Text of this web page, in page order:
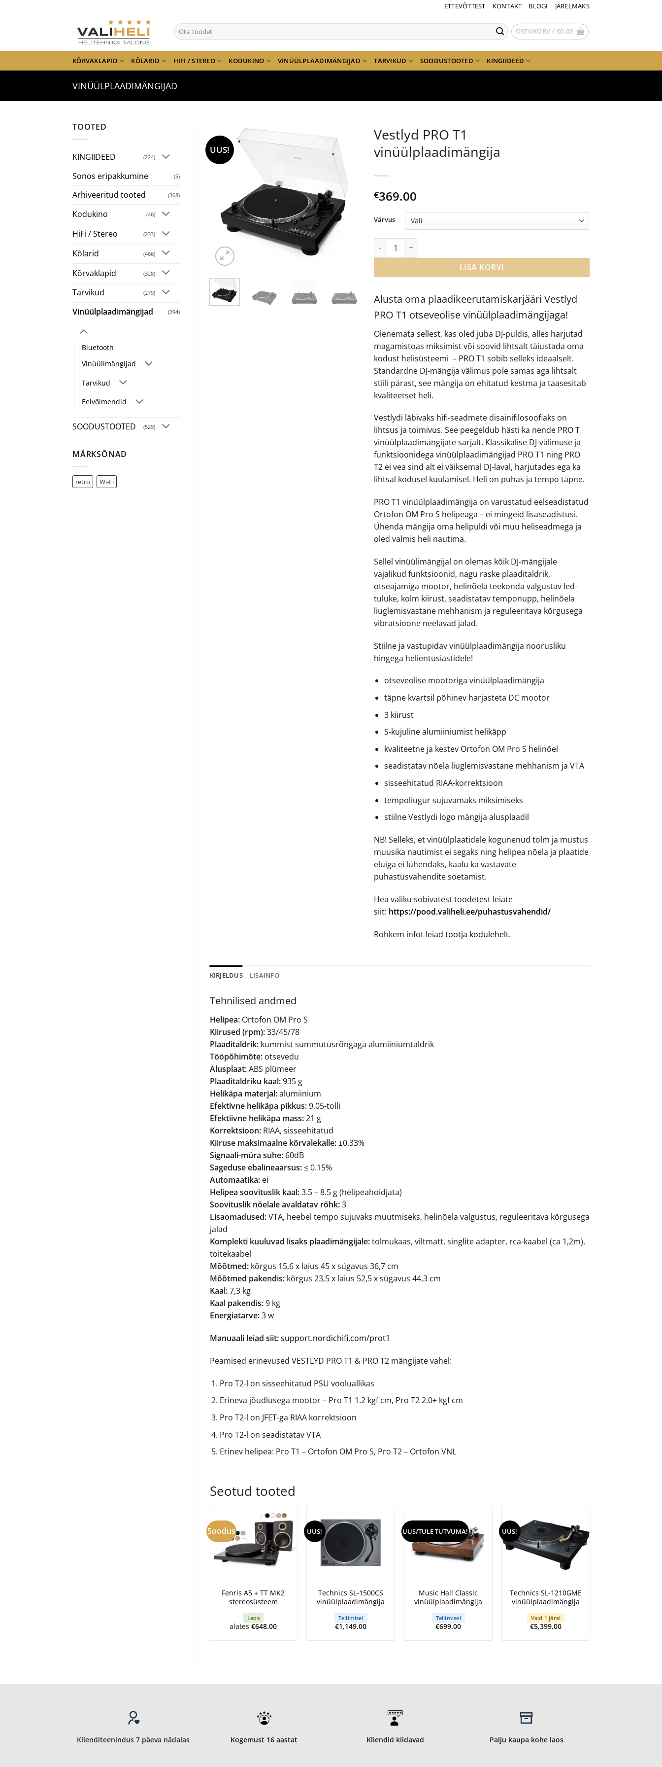
ETTEVÕTTEST KONTAKT BLOGI JÄRELMAKS
Otsi: OSTUKORV / €0.00
KÕRVAKLAPID KÕLARID HIFI / STEREO KODUKINO VINÜÜLPLAADIMÄNGIJAD TARVIKUD SOODUSTOOTED KINGIIDEED
VINÜÜLPLAADIMÄNGIJAD
TOOTED
KINGIIDEED (224)
Sonos eripakkumine (5)
Arhiveeritud tooted (368)
Kodukino (46)
HiFi / Stereo (233)
Kõlarid (466)
Kõrvaklapid (328)
Tarvikud (279)
Vinüülplaadimängijad (294)
Bluetooth
Vinüülimängijad
Tarvikud
Eelvõimendid
SOODUSTOOTED (529)
MÄRKSÕNAD
retro Wi-Fi
UUS!
Vestlyd PRO T1
vinüülplaadimängija
€369.00
Alusta oma plaadikeerutamiskarjääri Vestlyd
PRO T1 otseveolise vinüülplaadimängijaga!
Olenemata sellest, kas oled juba DJ-puldis, alles harjutad
magamistoas miksimist või soovid lihtsalt täiustada oma
kodust helisüsteemi – PRO T1 sobib selleks ideaalselt.
Standardne DJ-mängija välimus pole samas aga lihtsalt
stiili pärast, see mängija on ehitatud kestma ja taasesitab
kvaliteetset heli.
Vestlydi läbivaks hifi-seadmete disainifilosoofiaks on
lihtsus ja toimivus. See peegeldub hästi ka nende PRO T
vinüülplaadimängijate sarjalt. Klassikalise DJ-välimuse ja
funktsioonidega vinüülplaadimängijad PRO T1 ning PRO
T2 ei vea sind alt ei väiksemal DJ-laval, harjutades ega ka
lihtsal kodusel kuulamisel. Heli on puhas ja tempo täpne.
PRO T1 vinüülplaadimängija on varustatud eelseadistatud
Ortofon OM Pro S helipeaga – ei mingeid lisaseadistusi.
Ühenda mängija oma helipuldi või muu heliseadmega ja
oled valmis heli nautima.
Sellel vinüülimängijal on olemas kõik DJ-mängijale
vajalikud funktsioonid, nagu raske plaaditaldrik,
otseajamiga mootor, helinõela teekonda valgustav led-
tuluke, kolm kiirust, seadistatav temponupp, helinõela
liuglemisvastane mehhanism ja reguleeritava kõrgusega
vibratsioone neelavad jalad.
Stiilne ja vastupidav vinüülplaadimängija noorusliku
hingega helientusiastidele!
otseveolise mootoriga vinüülplaadimängija
täpne kvartsil põhinev harjasteta DC mootor
3 kiirust
S-kujuline alumiiniumist helikäpp
kvaliteetne ja kestev Ortofon OM Pro S helinõel
seadistatav nõela liuglemisvastane mehhanism ja VTA
sisseehitatud RIAA-korrektsioon
tempoliugur sujuvamaks miksimiseks
stiilne Vestlydi logo mängija alusplaadil
NB! Selleks, et vinüülplaatidele kogunenud tolm ja mustus
muusika nautimist ei segaks ning helipea nõela ja plaatide
eluiga ei lühendaks, kaalu ka vastavate
puhastusvahendite soetamist.
Hea valiku sobivatest toodetest leiate
siit: https://pood.valiheli.ee/puhastusvahendid/
Rohkem infot leiadtootja kodulehelt.
Värvus
Vestlyd PRO T1 vinüülplaadimängija kogus
LISA KORVI
KIRJELDUS LISAINFO
Tehnilised andmed
Helipea: Ortofon OM Pro S
Kiirused (rpm):33/45/78
Plaaditaldrik:kummist summutusrõngaga alumiiniumtaldrik
Tööpõhimõte:otsevedu
Alusplaat:ABS plümeer
Plaaditaldriku kaal:935 g
Helikäpa materjal:alumiinium
Efektivne helikäpa pikkus:9,05-tolli
Efektiivne helikäpa mass:21 g
Korrektsioon:RIAA, sisseehitatud
Kiiruse maksimaalne kõrvalekalle:±0.33%
Signaali-müra suhe:60dB
Sageduse ebalineaarsus:≤ 0.15%
Automaatika:ei
Helipea soovituslik kaal:3.5 – 8.5 g (helipeahoidjata)
Soovituslik nõelale avaldatav rõhk:3
Lisaomadused:VTA, heebel tempo sujuvaks muutmiseks, helinõela valgustus, reguleeritava kõrgusega
jalad
Komplekti kuuluvad lisaks plaadimängijale:tolmukaas, viltmatt, singlite adapter, rca-kaabel (ca 1,2m),
toitekaabel
Mõõtmed:kõrgus 15,6 x laius 45 x sügavus 36,7 cm
Mõõtmed pakendis:kõrgus 23,5 x laius 52,5 x sügavus 44,3 cm
Kaal:7,3 kg
Kaal pakendis:9 kg
Energiatarve:3 w
Manuaali leiad siit: support.nordichifi.com/prot1
Peamised erinevused VESTLYD PRO T1 & PRO T2 mängijate vahel:
Pro T2-l on sisseehitatud PSU vooluallikas
Erineva jõudlusega mootor – Pro T1 1.2 kgf cm, Pro T2 2.0+ kgf cm
Pro T2-l on JFET-ga RIAA korrektsioon
Pro T2-l on seadistatav VTA
Erinev helipea: Pro T1 – Ortofon OM Pro S, Pro T2 – Ortofon VNL
Seotud tooted
Soodus
Fenris A5 + TT MK2
stereosüsteem
Laos
alates €648.00
UUS!
Technics SL-1500CS
vinüülplaadimängija
Tellimisel
€1,149.00
UUS/TULE TUTVUMA!
Music Hall Classic
vinüülplaadimängija
Tellimisel
€699.00
UUS!
Technics SL-1210GME
vinüülplaadimängija
Vaid 1 järel
€5,399.00
Klienditeenindus 7 päeva nädalas Kogemust 16 aastat Kliendid kiidavad Palju kaupa kohe laos